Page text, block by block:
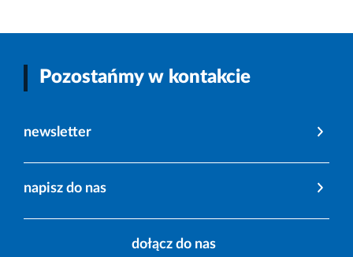
Pozostańmy w kontakcie
newsletter
napisz do nas
dołącz do nas